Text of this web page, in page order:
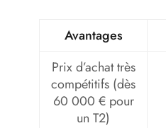
Avantages
Prix d’achat très
compétitifs (dès
60 000 € pour
un T2)